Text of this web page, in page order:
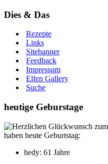
Dies & Das
Rezepte
Links
Sitebanner
Feedback
Impressum
Elfen Gallery
Suche
heutige Geburstage
haben heute Geburtstag:
hedy: 61 Jahre